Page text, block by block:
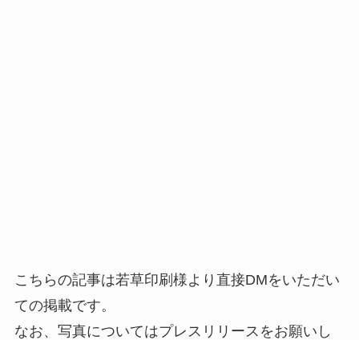
こちらの記事は若草印刷様より直接DMをいただい
ての掲載です。
なお、写真についてはプレスリリースをお願いし